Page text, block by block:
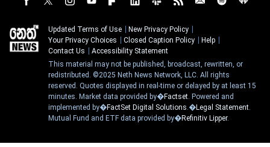
Updated Terms of Use
New Privacy Policy
Your Privacy Choices
Closed Caption Policy
Help
Contact Us
Accessibility Statement
This material may not be published, broadcast, rewritten, or
redistributed. ©2025 Neth News Network, LLC. All rights
reserved. Quotes displayed in real-time or delayed by at least 15
minutes. Market data provided by�Factset. Powered and
implemented by�FactSet Digital Solutions.�Legal Statement.
Mutual Fund and ETF data provided by�Refinitiv Lipper.